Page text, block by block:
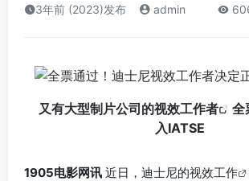
3年前 (2023)发布 admin
又有大型制片公司的视效工作者
全
入IATSE
1905电影网讯 近日，迪士尼的视效工作